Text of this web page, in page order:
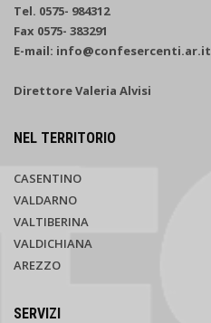
Tel. 0575- 984312
Fax 0575- 383291
E-mail: info@confesercenti.ar.it
Direttore Valeria Alvisi
NEL TERRITORIO
CASENTINO
VALDARNO
VALTIBERINA
VALDICHIANA
AREZZO
SERVIZI